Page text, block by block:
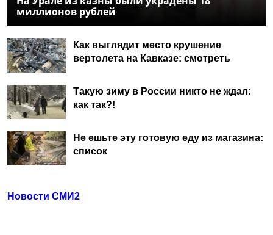
миллионов рублей
Как выглядит место крушение
вертолета на Кавказе: смотреть
Такую зиму в России никто не ждал:
как так?!
Не ешьте эту готовую еду из магазина:
список
Новости СМИ2